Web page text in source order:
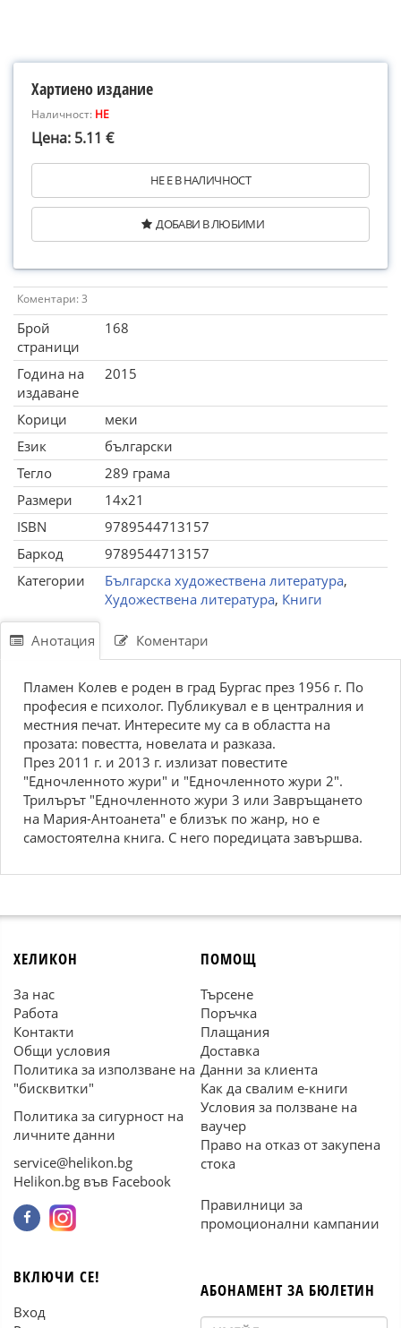
Хартиено издание
Наличност: НЕ
Цена: 5.11 €
НЕ Е В НАЛИЧНОСТ
ДОБАВИ В ЛЮБИМИ
Коментари: 3
Брой
страници
168
Година на
издаване
2015
Корици
меки
Език
български
Тегло
289 грама
Размери
14x21
ISBN
9789544713157
Баркод
9789544713157
Категории
Българска художествена литература,
Художествена литература, Книги
Анотация Коментари
Пламен Колев е роден в град Бургас през 1956 г. По
професия е психолог. Публикувал е в централния и
местния печат. Интересите му са в областта на
прозата: повестта, новелата и разказа.
През 2011 г. и 2013 г. излизат повестите
"Едночленното жури" и "Едночленното жури 2".
Трилърът "Едночленното жури 3 или Завръщането
на Мария-Антоанета" е близък по жанр, но е
самостоятелна книга. С него поредицата завършва.
ХЕЛИКОН
За нас
Работа
Контакти
Общи условия
Политика за използване на
"бисквитки"
Политика за сигурност на
личните данни
service@helikon.bg
Helikon.bg във Facebook
ПОМОЩ
Търсене
Поръчка
Плащания
Доставка
Данни за клиента
Как да свалим е-книги
Условия за ползване на
ваучер
Право на отказ от закупена
стока
Правилници за
промоционални кампании
ВКЛЮЧИ СЕ!
Вход
АБОНАМЕНТ ЗА БЮЛЕТИН